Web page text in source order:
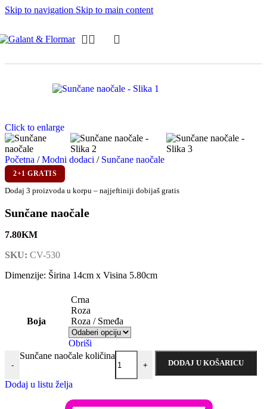
Skip to navigation Skip to main content
Click to enlarge
Početna / Modni dodaci / Sunčane naočale
2+1 GRATIS
Dodaj 3 proizvoda u korpu – najjeftiniji dobijaš gratis
Sunčane naočale
7.80KM
SKU: CV-530
Dimenzije: Širina 14cm x Visina 5.80cm
Boja
Crna
Roza
Roza / Smeđa
Obriši
-
Sunčane naočale količina
+ DODAJ U KOŠARICU
Dodaj u listu želja